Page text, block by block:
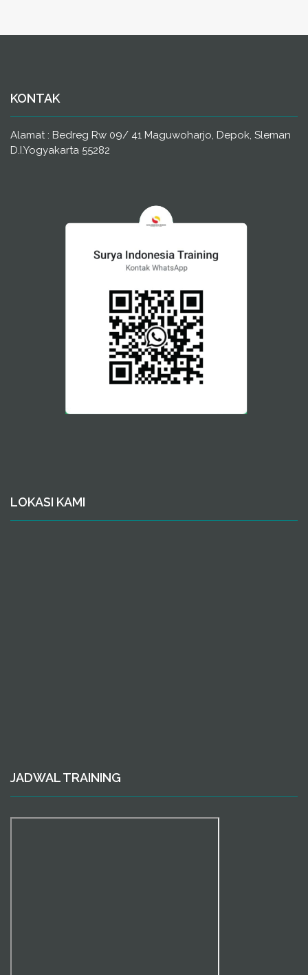
KONTAK
Alamat : Bedreg Rw 09/ 41 Maguwoharjo, Depok, Sleman
D.I.Yogyakarta 55282
LOKASI KAMI
JADWAL TRAINING